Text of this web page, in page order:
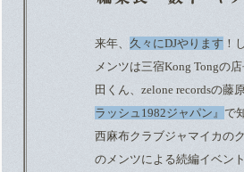
来年、 久々にDJやります ！
メンツは三宿Kong Tongの
田くん、zelone recordsの
ラッシュ1982ジャパン』 で
西麻布クラブジャマイカの
のメンツによる続編イベン